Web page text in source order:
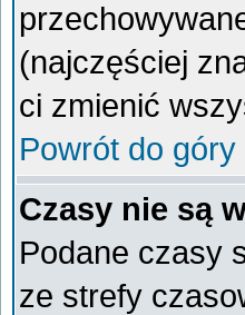
(najczęściej
ci zmienić
Powrót do góry
Czasy nie są
Podane czasy
ze strefy